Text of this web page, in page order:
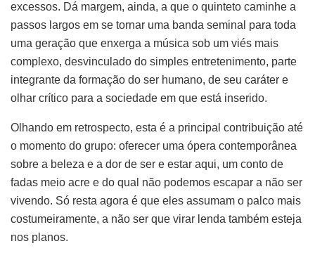
excessos. Dá margem, ainda, a que o quinteto caminhe a
passos largos em se tornar uma banda seminal para toda
uma geração que enxerga a música sob um viés mais
complexo, desvinculado do simples entretenimento, parte
integrante da formação do ser humano, de seu caráter e
olhar crítico para a sociedade em que está inserido.
Olhando em retrospecto, esta é a principal contribuição até
o momento do grupo: oferecer uma ópera contemporânea
sobre a beleza e a dor de ser e estar aqui, um conto de
fadas meio acre e do qual não podemos escapar a não ser
vivendo. Só resta agora é que eles assumam o palco mais
costumeiramente, a não ser que virar lenda também esteja
nos planos.